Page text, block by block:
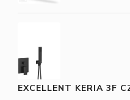
EXCELLENT KERIA 3F